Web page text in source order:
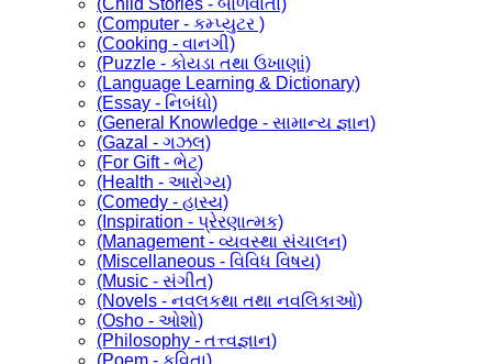
(Computer - કમ્પ્યુટર )
(Cooking - વાનગી)
(Puzzle - કોયડા તથા ઉખાણાં)
(Language Learning & Dictionary)
(Essay - નિબંધો)
(General Knowledge - સામાન્ય જ્ઞાન)
(Gazal - ગઝલ)
(For Gift - ભેટ)
(Health - આરોગ્ય)
(Comedy - હાસ્ય)
(Inspiration - પ્રેરણાત્મક)
(Management - વ્યવસ્થા સંચાલન)
(Miscellaneous - વિવિધ વિષય)
(Music - સંગીત)
(Novels - નવલકથા તથા નવલિકાઓ)
(Osho - ઓશો)
(Philosophy - તત્ત્વજ્ઞાન)
(Poem - કવિતા)